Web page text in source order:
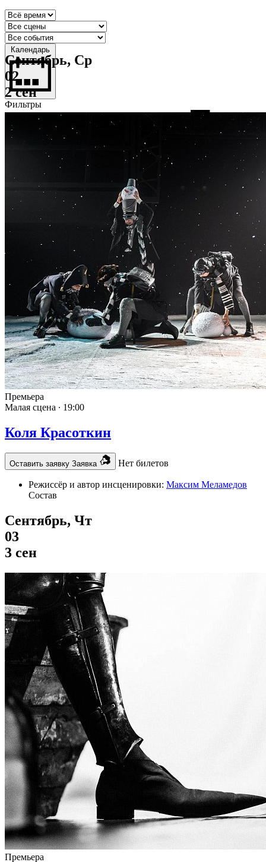
Календарь
Фильтры
Сентябрь, Ср
02
2 сен
Премьера
Малая сцена ∙ 19:00
Коля Красоткин
Оставить заявку Заявка Нет билетов
Режиссёр и автор инсценировки: Максим Меламедов
Состав
Сентябрь, Чт
03
3 сен
Премьера